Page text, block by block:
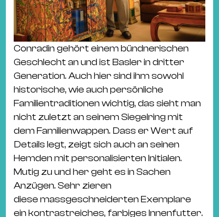
Conradin gehört einem bündnerischen
Geschlecht an und ist Basler in dritter
Generation. Auch hier sind ihm sowohl
historische, wie auch persönliche
Familientraditionen wichtig, das sieht man
nicht zuletzt an seinem Siegelring mit
dem Familienwappen. Dass er Wert auf
Details legt, zeigt sich auch an seinen
Hemden mit personalisierten Initialen.
Mutig zu und her geht es in Sachen
Anzügen. Sehr zieren
diese massgeschneiderten Exemplare
ein kontrastreiches, farbiges Innenfutter.